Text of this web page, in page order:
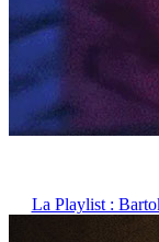
La Playlist :